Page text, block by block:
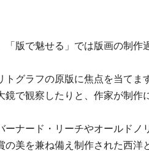
版で魅せる」では版画の制作
グラフの原版に焦点を当てま
で観察したりと、作家が制作
ナード・リーチやオールドノ
美を兼ね備え制作された西洋